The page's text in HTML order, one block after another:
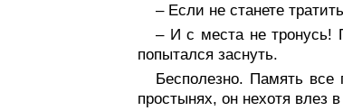
– Если не станете
– И с места не тронусь!
попытался заснуть.
Бесполезно. Память
простынях, он нехотя влез